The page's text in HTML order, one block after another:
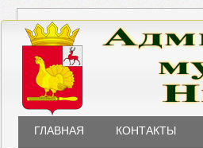
ГЛАВНАЯ КОНТАКТЫ